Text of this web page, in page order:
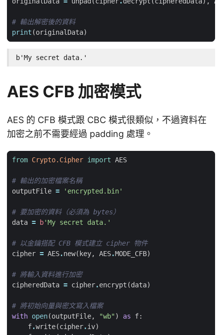
# 輸出解密後的資料
print (originalData)
b'My secret data.'
AES CFB 加密模式
AES 的 CFB 模式跟 CBC 模式很類似，不過資料在
加密之前不需要經過 padding 處理。
from Crypto.Cipher import AES
# 輸出的加密檔案名稱
outputFile = 'encrypted.bin'
# 要加密的資料（必須為 bytes）
data = b'My secret data.'
# 以金鑰搭配 CFB 模式建立 cipher 物件
cipher = AES.new( key, AES.MODE_CFB)
# 將輸入資料進行加密
cipheredData = cipher.encrypt (data)
# 將初始向量與密文寫入檔案
with open(outputFile, "wb") as f:
f.write(cipher.iv)